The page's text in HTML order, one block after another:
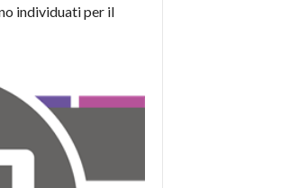
individuati per il